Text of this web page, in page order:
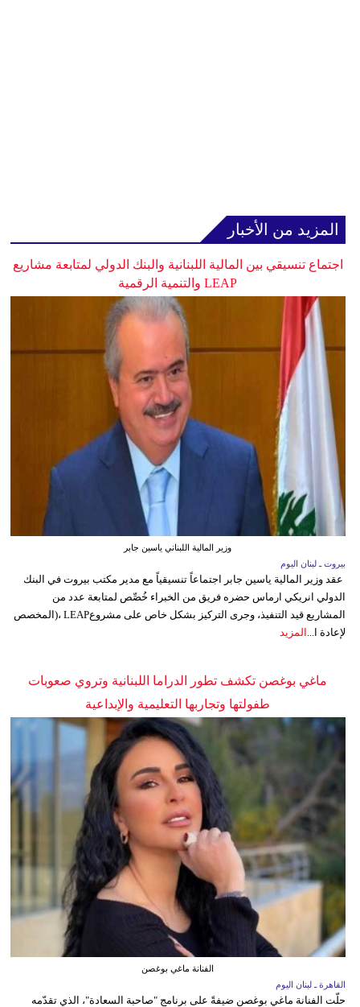
المزيد من الأخبار
اجتماع تنسيقي بين المالية اللبنانية والبنك الدولي لمتابعة مشاريع
LEAP والتنمية الرقمية
وزير المالية اللبناني ياسين جابر
بيروت ـ لبنان اليوم
عقد وزير المالية ياسين جابر اجتماعاً تنسيقياً مع مدير مكتب بيروت في البنك
الدولي انريكي ارماس حضره فريق من الخبراء خُصِّص لمتابعة عدد من
المشاريع قيد التنفيذ، وجرى التركيز بشكل خاص على مشروعLEAP ،(المخصص
لإعادة ا...
المزيد
ماغي بوغصن تكشف تطور الدراما اللبنانية وتروي صعوبات
طفولتها وتجاربها التعليمية والإبداعية
الفنانة ماغي بوغصن
القاهرة ـ لبنان اليوم
حلّت الفنانة ماغي بوغصن ضيفةً على برنامج "صاحبة السعادة"، الذي تقدّمه